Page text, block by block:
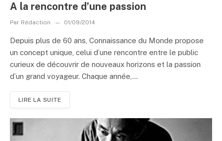
A la rencontre d’une passion
Par Rédaction 01/09/2014
Depuis plus de 60 ans, Connaissance du Monde propose
un concept unique, celui d’une rencontre entre le public
curieux de découvrir de nouveaux horizons et la passion
d’un grand voyageur. Chaque année,...
LIRE LA SUITE